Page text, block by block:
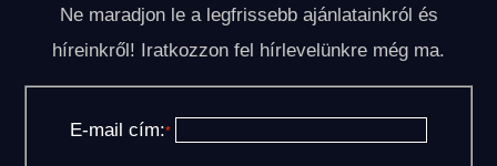
Ne maradjon le a legfrissebb ajánlatainkról és
híreinkről! Iratkozzon fel hírlevelünkre még ma.
E-mail cím:*